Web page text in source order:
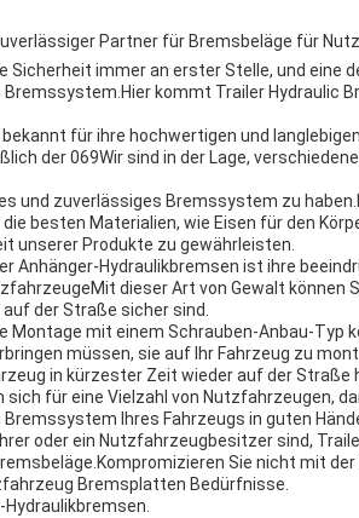
Partner für Bremsbeläge für
Sicherheit immer an erster Stelle, und eine
kommt Trailer Hydraulic
für ihre hochwertigen und
der 069Wir sind in der Lage,
und zuverlässiges Bremssystem zu
besten Materialien, wie Eisen für den
unserer Produkte zu gewährleisten.
Anhänger-Hydraulikbremsen ist ihre
dieser Art von Gewalt können
auf der Straße sicher sind.
Montage mit einem Schrauben-Anbau-Typ
müssen, sie auf Ihr Fahrzeug zu
in kürzester Zeit wieder auf der Straße
für eine Vielzahl von Nutzfahrzeugen,
Ihres Fahrzeugs in guten
oder ein Nutzfahrzeugbesitzer sind,
Sie nicht mit der
Bremsplatten Bedürfnisse.